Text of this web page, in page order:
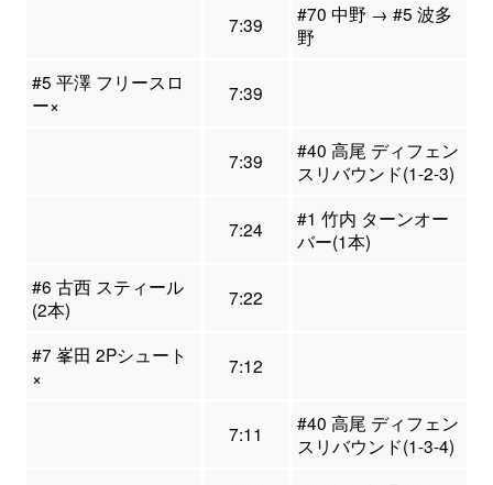
7:39
#70 中野 → #5 波多
野
#5 平澤 フリースロ
ー×
7:39
7:39
#40 高尾 ディフェン
スリバウンド(1-2-3)
7:24
#1 竹内 ターンオー
バー(1本)
#6 古西 スティール
(2本)
7:22
#7 峯田 2Pシュート
×
7:12
7:11
#40 高尾 ディフェン
スリバウンド(1-3-4)